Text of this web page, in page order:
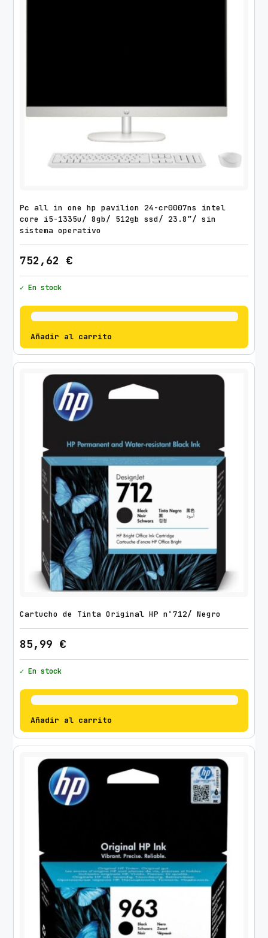
Pc all in one hp pavilion 24-cr0007ns intel
core i5-1335u/ 8gb/ 512gb ssd/ 23.8″/ sin
sistema operativo
752,62 €
✓ En stock
Añadir al carrito
Cartucho de Tinta Original HP nº712/ Negro
85,99 €
✓ En stock
Añadir al carrito